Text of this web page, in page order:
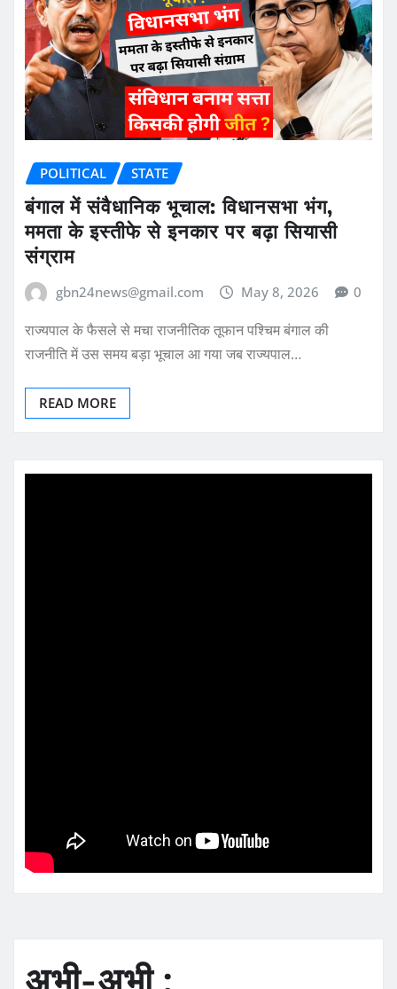
POLITICAL STATE
बंगाल में संवैधानिक भूचाल: विधानसभा भंग,
ममता के इस्तीफे से इनकार पर बढ़ा सियासी
संग्राम
gbn24news@gmail.com May 8, 2026 0
राज्यपाल के फैसले से मचा राजनीतिक तूफान पश्चिम बंगाल की
राजनीति में उस समय बड़ा भूचाल आ गया जब राज्यपाल…
READ MORE
अभी-अभी :